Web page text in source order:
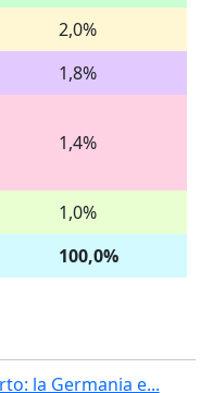
2,0%
1,8%
1,4%
1,0%
100,0%
la Germania e...